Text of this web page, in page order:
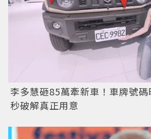
李多慧砸85萬牽新車！車牌號
秒破解真正用意